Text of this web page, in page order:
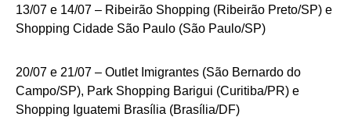
13/07 e 14/07 – Ribeirão Shopping (Ribeirão Preto/SP) e
Shopping Cidade São Paulo (São Paulo/SP)
20/07 e 21/07 – Outlet Imigrantes (São Bernardo do
Campo/SP), Park Shopping Barigui (Curitiba/PR) e
Shopping Iguatemi Brasília (Brasília/DF)